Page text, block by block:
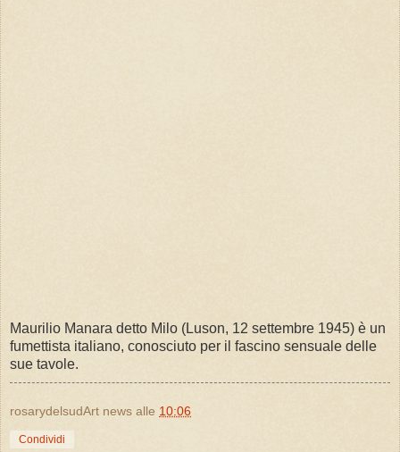
Maurilio Manara detto Milo (Luson, 12 settembre 1945) è un
fumettista italiano, conosciuto per il fascino sensuale delle
sue tavole.
rosarydelsudArt news alle 10:06
Condividi